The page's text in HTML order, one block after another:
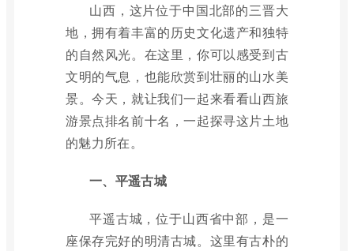
山西，这片位于中国北部的三晋大
地，拥有着丰富的历史文化遗产和独特
的自然风光。在这里，你可以感受到古
文明的气息，也能欣赏到壮丽的山水美
景。今天，就让我们一起来看看山西旅
游景点排名前十名，一起探寻这片土地
的魅力所在。
一、平遥古城
平遥古城，位于山西省中部，是一
座保存完好的明清古城。这里有古朴的